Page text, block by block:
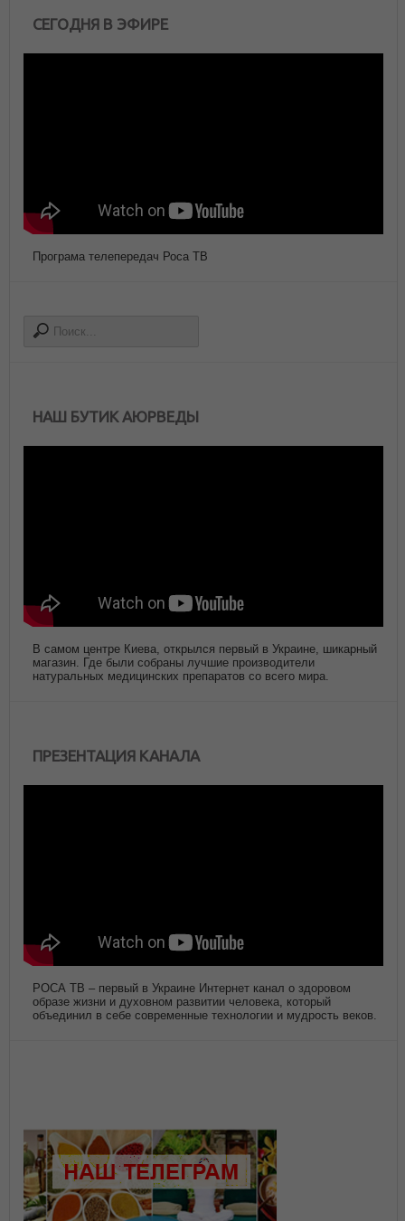
СЕГОДНЯ В ЭФИРЕ
Програма телепередач Роса ТВ
НАШ БУТИК АЮРВЕДЫ
В самом центре Киева, открылся первый в Украине, шикарный
магазин. Где были собраны лучшие производители
натуральных медицинских препаратов со всего мира.
ПРЕЗЕНТАЦИЯ КАНАЛА
РОСА ТВ – первый в Украине Интернет канал о здоровом
образе жизни и духовном развитии человека, который
объединил в себе современные технологии и мудрость веков.